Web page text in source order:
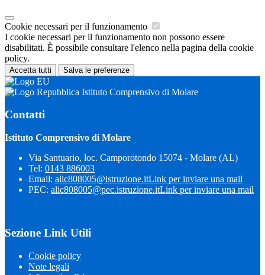
Cookie necessari per il funzionamento
I cookie necessari per il funzionamento non possono essere
disabilitati. È possibile consultare l'elenco nella pagina della cookie
policy.
Accetta tutti Salva le preferenze
Istituto Comprensivo di Molare
Contatti
Istituto Comprensivo di Molare
Via Santuario, loc. Camporotondo 15074 - Molare (AL)
Tel: 0143 886003
Email: alic808005@istruzione.itLink per inviare una mail
PEC: alic808005@pec.istruzione.itLink per inviare una mail
Sezione Link Utili
Cookie policy
Note legali